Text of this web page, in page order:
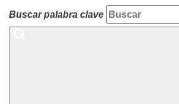
Buscar palabra clave